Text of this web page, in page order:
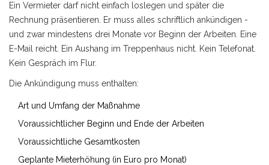
Ein Vermieter darf nicht einfach loslegen und später die
Rechnung präsentieren. Er muss alles schriftlich ankündigen -
und zwar mindestens drei Monate vor Beginn der Arbeiten. Eine
E-Mail reicht. Ein Aushang im Treppenhaus nicht. Kein Telefonat.
Kein Gespräch im Flur.
Die Ankündigung muss enthalten:
Art und Umfang der Maßnahme
Voraussichtlicher Beginn und Ende der Arbeiten
Voraussichtliche Gesamtkosten
Geplante Mieterhöhung (in Euro pro Monat)